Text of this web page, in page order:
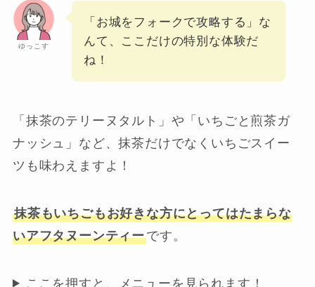
ゆっこす
「お城をフォークで攻略する」な
んて、ここだけの特別な体験だ
ね！
「抹茶のテリーヌタルト」や「いちごと煎茶ガ
ナッシュ」など、抹茶だけでなくいちごスイー
ツも味わえますよ！
抹茶もいちごもお好きな方にとってはたまらな
いアフタヌーンティーです。
ここを押すと、メニューを見られます！